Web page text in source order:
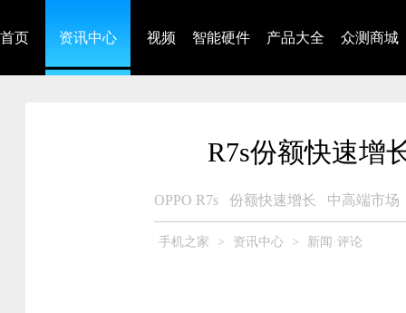
首页 资讯中心 视频 智能硬件 产品大全 众测商城
R7s份额快速增
OPPO R7s 份额快速增长 中高端市场
手机之家 > 资讯中心 > 新闻·评论